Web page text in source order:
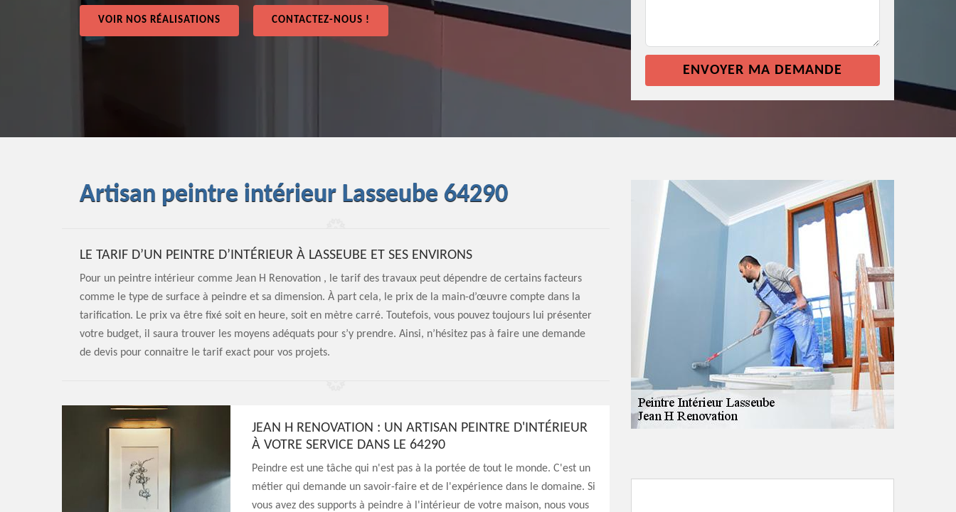
VOIR NOS RÉALISATIONS CONTACTEZ-NOUS !
Artisan peintre intérieur Lasseube 64290
LE TARIF D’UN PEINTRE D’INTÉRIEUR À LASSEUBE ET SES ENVIRONS
Pour un peintre intérieur comme Jean H Renovation , le tarif des travaux peut dépendre de certains facteurs
comme le type de surface à peindre et sa dimension. À part cela, le prix de la main-d’œuvre compte dans la
tarification. Le prix va être fixé soit en heure, soit en mètre carré. Toutefois, vous pouvez toujours lui présenter
votre budget, il saura trouver les moyens adéquats pour s’y prendre. Ainsi, n’hésitez pas à faire une demande
de devis pour connaitre le tarif exact pour vos projets.
JEAN H RENOVATION : UN ARTISAN PEINTRE D'INTÉRIEUR
À VOTRE SERVICE DANS LE 64290
Peindre est une tâche qui n'est pas à la portée de tout le monde. C'est un
métier qui demande un savoir-faire et de l'expérience dans le domaine. Si
vous avez des supports à peindre à l'intérieur de votre maison, nous vous